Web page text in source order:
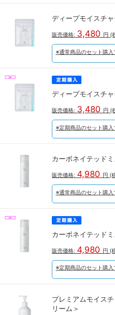
ディープモイスチ
販売価格: 3,480 円 (
※通常商品のセット購入
ディープモイスチ
販売価格: 3,480 円 (
※定期商品のセット購入
カーボネイテッド
販売価格: 4,980 円 (
※通常商品のセット購入
カーボネイテッド
販売価格: 4,980 円 (
※定期商品のセット購入
プレミアムモイス
リーム＞